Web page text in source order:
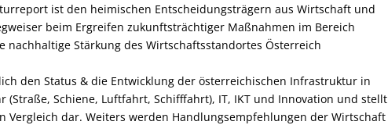
ist den heimischen Entscheidungsträgern aus Wirtschaft und
beim Ergreifen zukunftsträchtiger Maßnahmen im Bereich
Stärkung des Wirtschaftsstandortes Österreich
den Status & die Entwicklung der österreichischen Infrastruktur in
(Straße, Schiene, Luftfahrt, Schifffahrt), IT, IKT und Innovation und stellt
Vergleich dar. Weiters werden Handlungsempfehlungen der Wirtschaft